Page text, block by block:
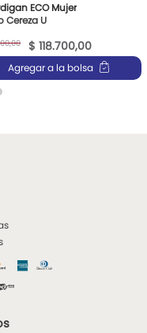
ECO Mujer
Cereza U
,00 $ 118.700,00
Agregar a la bolsa